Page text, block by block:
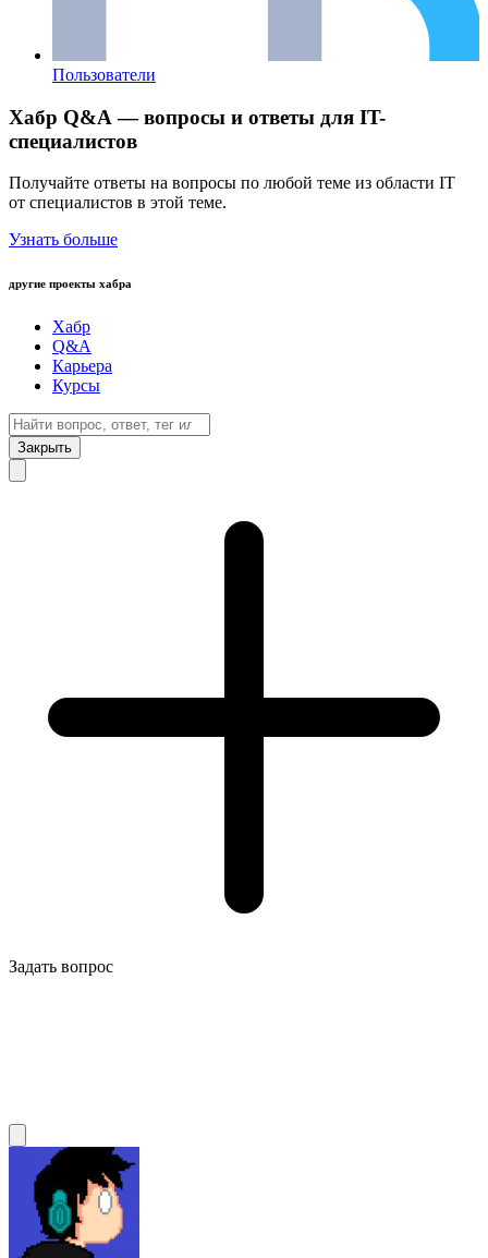
Пользователи
Хабр Q&A — вопросы и ответы для IT-
специалистов
Получайте ответы на вопросы по любой теме из области IT
от специалистов в этой теме.
Узнать больше
другие проекты хабра
Хабр
Q&A
Карьера
Курсы
Закрыть
Задать вопрос